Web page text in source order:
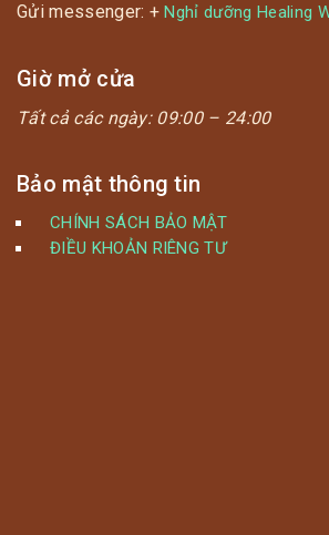
Gửi messenger: +Nghỉ dưỡng Healing
Giờ mở cửa
Tất cả các ngày: 09:00 – 24:00
Bảo mật thông tin
CHÍNH SÁCH BẢO MẬT
ĐIỀU KHOẢN RIÊNG TƯ